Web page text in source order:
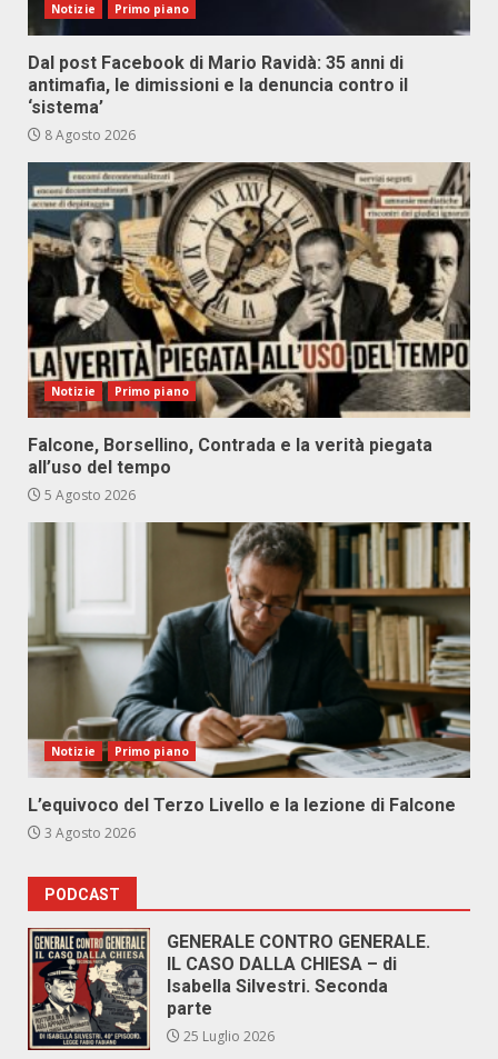
Notizie Primo piano
Dal post Facebook di Mario Ravidà: 35 anni di
antimafia, le dimissioni e la denuncia contro il
‘sistema’
8 Agosto 2026
Notizie Primo piano
Falcone, Borsellino, Contrada e la verità piegata
all’uso del tempo
5 Agosto 2026
Notizie Primo piano
L’equivoco del Terzo Livello e la lezione di Falcone
3 Agosto 2026
PODCAST
GENERALE CONTRO GENERALE.
IL CASO DALLA CHIESA – di
Isabella Silvestri. Seconda
parte
25 Luglio 2026